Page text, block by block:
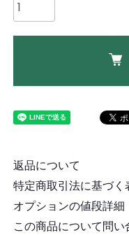
返品について
特定商取引法に基づく
オプションの値段詳細
この商品について問い